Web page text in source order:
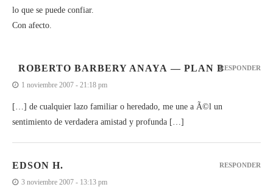
lo que se puede confiar.
Con afecto.
ROBERTO BARBERY ANAYA — PLAN B
1 noviembre 2007 - 21:18 pm
[…] de cualquier lazo familiar o heredado, me une a Ã©l un
sentimiento de verdadera amistad y profunda […]
RESPONDER
EDSON H.
3 noviembre 2007 - 13:13 pm
RESPONDER